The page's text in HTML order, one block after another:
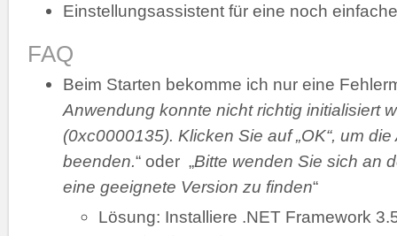
Einstellungsassistent für eine noch
FAQ
Beim Starten bekomme ich nur eine
Anwendung konnte nicht richtig initialisiert
(0xc0000135). Klicken Sie auf „OK“, um
beenden.“ oder „Bitte wenden Sie sich an
eine geeignete Version zu finden“
Lösung: Installiere .NET Framework